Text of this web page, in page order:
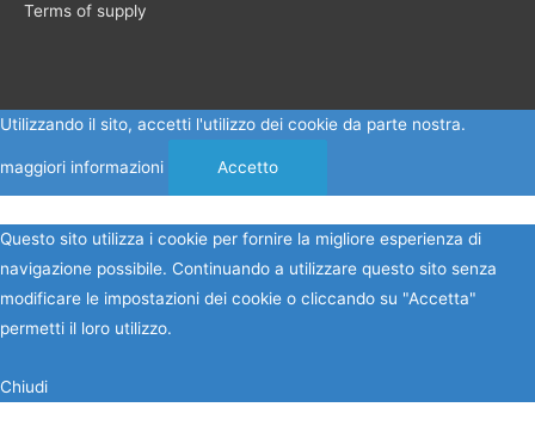
Terms of supply
Utilizzando il sito, accetti l'utilizzo dei cookie da parte nostra.
maggiori informazioni Accetto
Questo sito utilizza i cookie per fornire la migliore esperienza di
navigazione possibile. Continuando a utilizzare questo sito senza
modificare le impostazioni dei cookie o cliccando su "Accetta"
permetti il loro utilizzo.
Chiudi